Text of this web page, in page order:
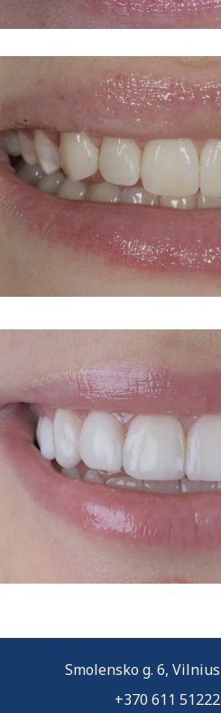
Smolensko g. 6, Vilnius
+370 611 51222